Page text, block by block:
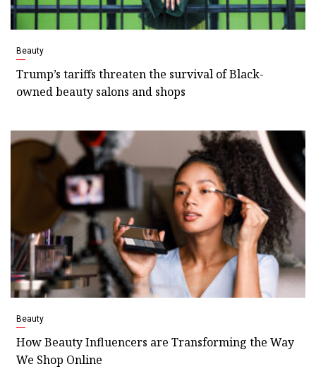
Beauty
Trump’s tariffs threaten the survival of Black-
owned beauty salons and shops
Beauty
How Beauty Influencers are Transforming the Way
We Shop Online